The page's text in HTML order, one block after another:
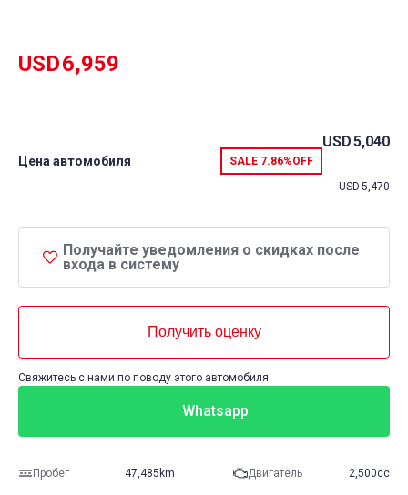
USD6,959
Цена автомобиля SALE 7.86%OFF
USD5,040
USD5,470
Получайте уведомления о скидках после
входа в систему
Получить оценку
Свяжитесь с нами по поводу этого автомобиля
Whatsapp
Пробег 47,485km Двигатель 2,500cc